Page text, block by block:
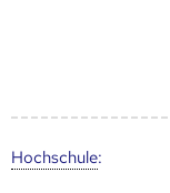
Hoch­schule: